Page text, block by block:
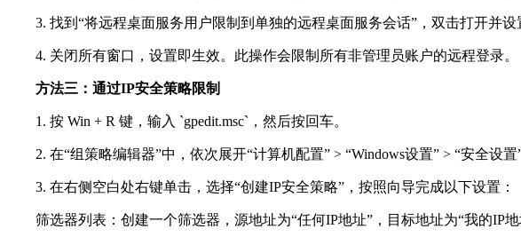
3. 找到“将远程桌面服务用户限制到单独的远程桌面服务会话”，双击打开并设
4. 关闭所有窗口，设置即生效。此操作会限制所有非管理员账户的远程登录。
方法三：通过IP安全策略限制
1. 按 Win + R 键，输入 `gpedit.msc`，然后按回车。
2. 在“组策略编辑器”中，依次展开“计算机配置” > “Windows设置” > “安全设置
3. 在右侧空白处右键单击，选择“创建IP安全策略”，按照向导完成以下设置：
筛选器列表：创建一个筛选器，源地址为“任何IP地址”，目标地址为“我的IP